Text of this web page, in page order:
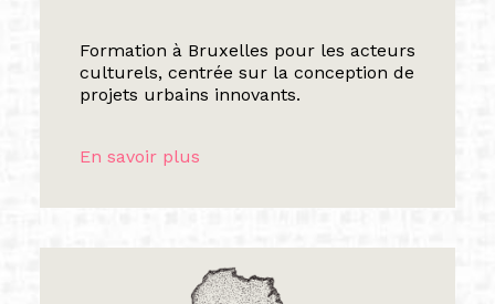
Formation à Bruxelles pour les acteurs
culturels, centrée sur la conception de
projets urbains innovants.
En savoir plus